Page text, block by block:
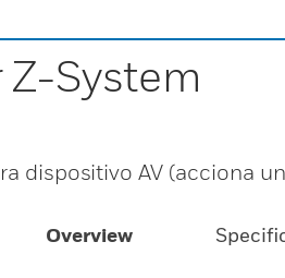
Z-System
dispositivo AV (acciona
Overview